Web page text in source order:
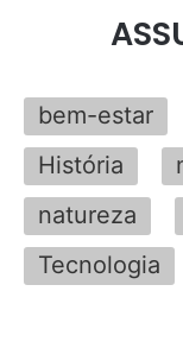
bem-estar
História
natureza
Tecnologia